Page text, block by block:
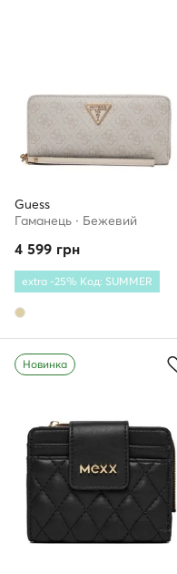
Guess
Гаманець · Бежевий
4 599 грн
extra -25% Код: SUMMER
Новинка